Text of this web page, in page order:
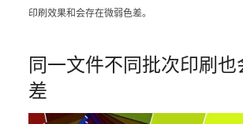
印刷效果和会存在微弱色差。
同一文件不同批次印刷也
差